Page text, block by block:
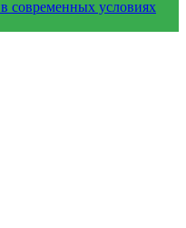
современных условиях